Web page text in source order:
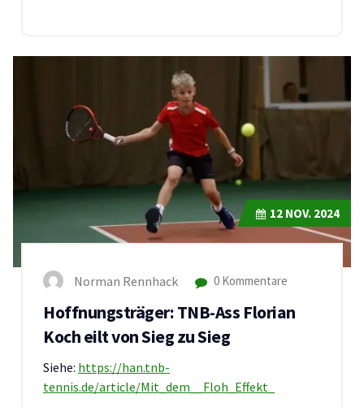
12 NOV. 2024
Norman Rennhack 0 Kommentare
Hoffnungsträger: TNB-Ass Florian
Koch eilt von Sieg zu Sieg
Siehe: https://han.tnb-
tennis.de/article/Mit_dem__Floh_Effekt_